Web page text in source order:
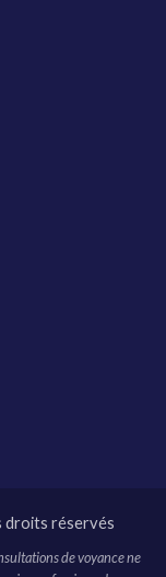
droits réservés
de voyance ne